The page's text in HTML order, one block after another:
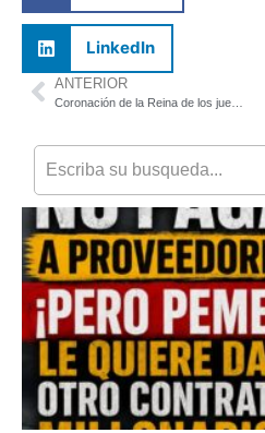
LinkedIn
ANTERIOR